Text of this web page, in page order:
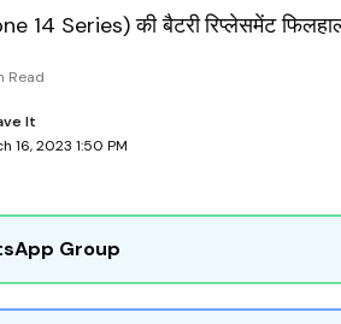
14 Series) की बैटरी रिप्लेसमेंट
16, 2023 1:50 PM
Read
Group